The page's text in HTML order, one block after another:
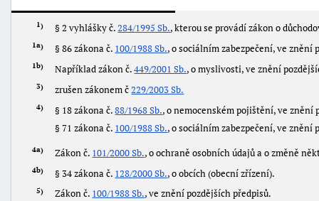
1 § 2 vyhlášky č.284/1995 Sb., kterou se provádí zákon o
1a § 86 zákona č. 100/1988 Sb., o sociálním zabezpečení, ve znění
1b Například zákon č.449/2001 Sb., o myslivosti, ve znění
3 zrušen zákonem č229/2003 Sb.
4 § 18 zákona č.88/1968 Sb., o nemocenském pojištění, ve znění
§ 71 zákona č. 100/1988 Sb., o sociálním zabezpečení, ve znění
4a Zákon č. 101/2000 Sb., o ochraně osobních údajů a o změně
4b § 34 zákona č. 128/2000 Sb., o obcích (obecní zřízení).
5 Zákon č. 100/1988 Sb., ve znění pozdějších předpisů.